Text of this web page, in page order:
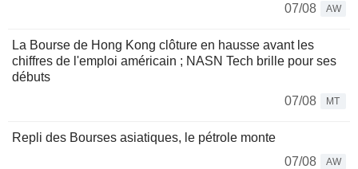
07/08
AW
La Bourse de Hong Kong clôture en hausse avant les
chiffres de l'emploi américain ; NASN Tech brille pour ses
débuts
07/08
MT
Repli des Bourses asiatiques, le pétrole monte
07/08
AW